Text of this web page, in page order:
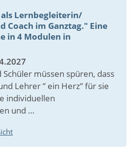
Lernbegleiterin/
Coach im Ganztag." Eine
in 4 Modulen in
Schüler müssen spüren, dass
Lehrer ” ein Herz” für sie
individuellen
und …